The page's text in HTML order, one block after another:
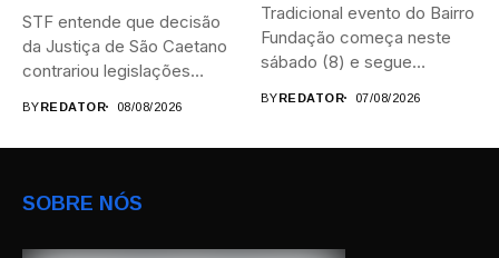
STF entende que decisão
da Justiça de São Caetano
contrariou legislações
BYREDATOR 08/08/2026
Tradicional evento do Bairro
Fundação começa neste
sábado (8) e segue
BYREDATOR 07/08/2026
SOBRE NÓS